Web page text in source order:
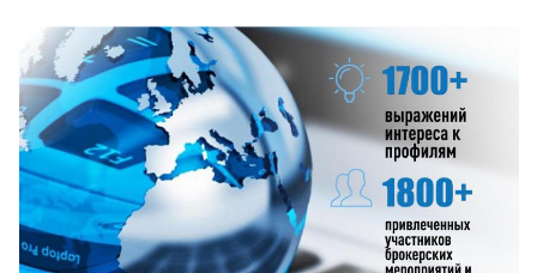
Смотреть проект